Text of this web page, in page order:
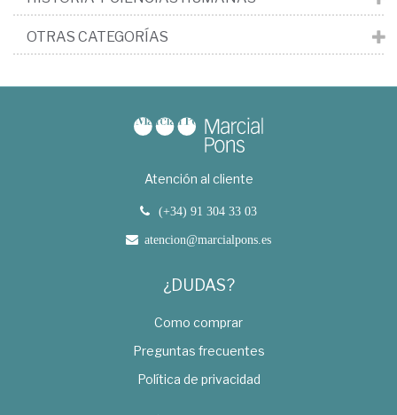
OTRAS CATEGORÍAS
Atención al cliente
(+34) 91 304 33 03
atencion@marcialpons.es
¿DUDAS?
Como comprar
Preguntas frecuentes
Política de privacidad